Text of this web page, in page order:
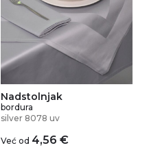
Nadstolnjak
bordura
silver 8078 uv
Već od 4,56 €